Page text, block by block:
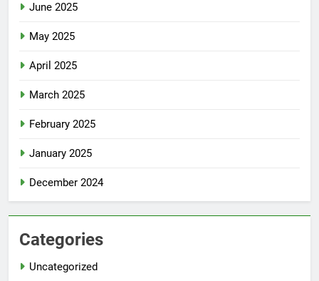
June 2025
May 2025
April 2025
March 2025
February 2025
January 2025
December 2024
Categories
Uncategorized